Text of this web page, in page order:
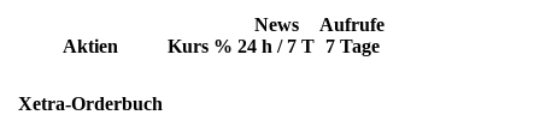
Aktien Kurs %
News
24 h / 7 T
Aufrufe
7 Tage
Xetra-Orderbuch